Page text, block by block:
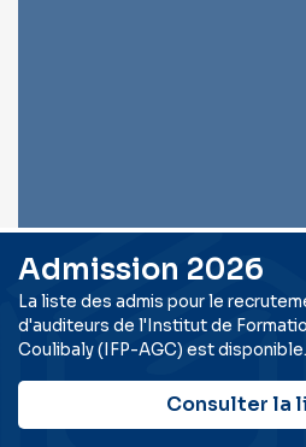
Admission 2026
La liste des admis pour le
d'auditeurs de l'Institut de
Coulibaly (IFP-AGC) est disponible.
Consulter la